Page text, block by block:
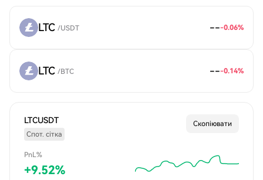
LTC /USDT ---0.06%
LTC /BTC ---0.14%
LTCUSDT
Спот. сітка
Скопіювати
PnL%
+9.52%